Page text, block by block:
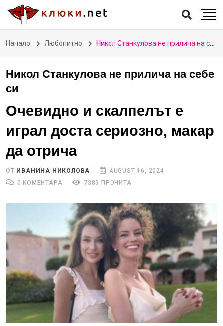
Начало Любопитно Никол Станкулова не прилича на себе си
Никол Станкулова не прилича на себе
си
Очевидно и скалпелът е
играл доста сериозно, макар
да отрича
ОТ ИВАНИНА НИКОЛОВА
AUGUST 16, 2024
0 КОМЕНТАРА
7385 ПРОЧИТА